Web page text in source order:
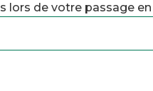
lors de votre passage